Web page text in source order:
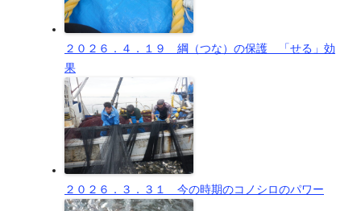
２０２６．４．１９ 綱（つな）の保護 「せる」効
果
２０２６．３．３１ 今の時期のコノシロのパワー